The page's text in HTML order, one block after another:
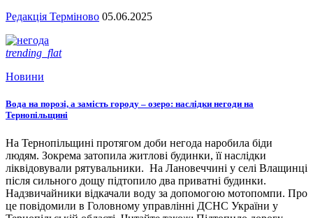
Редакція Терміново 05.06.2025
trending_flat
Новини
Вода на порозі, а замість городу – озеро: наслідки негоди на
Тернопільщині
На Тернопільщині протягом доби негода наробила біди
людям. Зокрема затопила житлові будинки, її наслідки
ліквідовували рятувальники. На Лановеччині у селі Влащинці
після сильного дощу підтопило два приватні будинки.
Надзвичайники відкачали воду за допомогою мотопомпи. Про
це повідомили в Головному управлінні ДСНС України у